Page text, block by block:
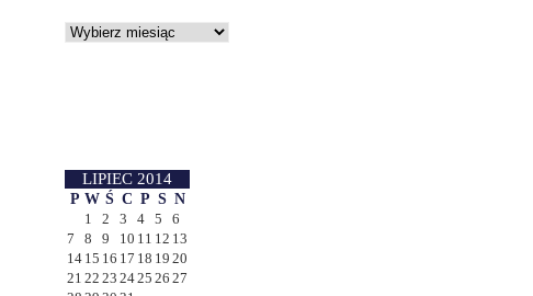
LIPIEC 2014
P W Ś C P S N
1
2 3 4 5
6
7
8 9 10 11 12 13
14 15 16 17 18 19 20
21 22 23 2425 26 27